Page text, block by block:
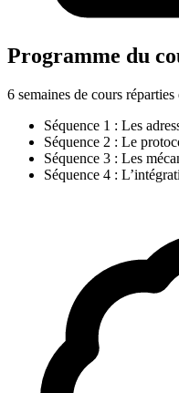
Programme du
6 semaines de cours réparties
Séquence 1 : Les
Séquence 2 : Le
Séquence 3 : Les
Séquence 4 :